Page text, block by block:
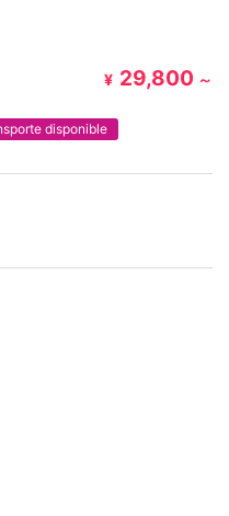
¥ 29,800 ～
disponible